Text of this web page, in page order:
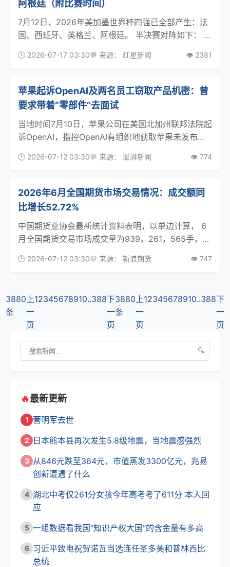
阿根廷（附比赛时间）
7月12日，2026年美加墨世界杯四强已全部产生：法
国、西班牙、英格兰、阿根廷。 半决赛对阵如下： 北
月16日周四3：00 英格兰vs阿根廷 来源：红星新闻综
🕒 2026-07-17 03:30💬 来源： 红星新闻 👁️ 2381
苹果起诉OpenAI及两名员工窃取产品机密：曾
要求带着“零部件”去面试
当地时间7月10日，苹果公司在美国北加州联邦法院起
诉OpenAI，指控OpenAI有组织地获取苹果未发布产
这类硬件厂商。 苹果在一份法律文件中称：“从技术
🕒 2026-07-12 03:30💬 来源： 澎湃新闻 👁️ 774
2026年6月全国期货市场交易情况：成交额同
比增长52.72%
中国期货业协会最新统计资料表明，以单边计算， 6
月全国期货交易市场成交量为939，261，565手，成
52.72%。1-6月全国期货市场累计成交量为5，104，
🕒 2026-07-12 03:30💬 来源： 新浪期货 👁️ 747
3880
条
上
一
页
12345678910..388下
一
页
3880
条
上
一
页
12345678910..388下
一
页
🔍
🔥最新更新
1 菅明军去世
2 日本熊本县再次发生5.8级地震，当地震感强烈
3 从846元跌至364元，市值蒸发3300亿元，兆易
创新遭遇了什么
4 湖北中考仅261分女孩今年高考考了611分 本人回
应
5 一组数据看我国“知识产权大国”的含金量有多高
6 习近平致电祝贺诺瓦当选连任圣多美和普林西比
总统